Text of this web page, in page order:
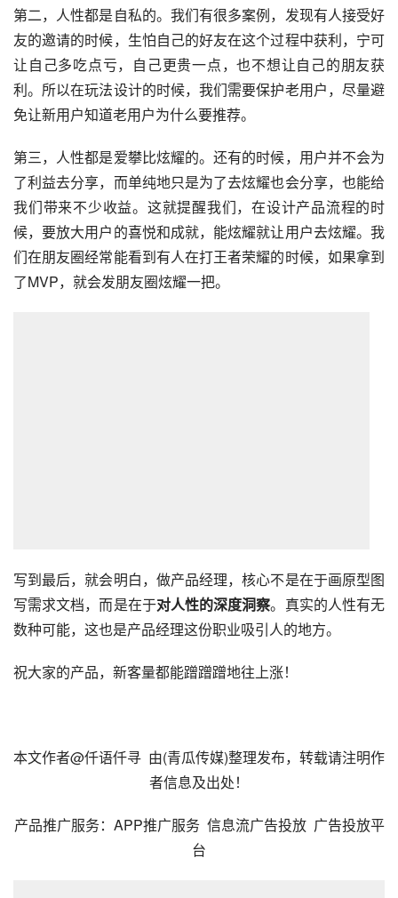
第二，人性都是自私的。我们有很多案例，发现有人接受好
友的邀请的时候，生怕自己的好友在这个过程中获利，宁可
让自己多吃点亏，自己更贵一点，也不想让自己的朋友获
利。所以在玩法设计的时候，我们需要保护老用户，尽量避
免让新用户知道老用户为什么要推荐。
第三，人性都是爱攀比炫耀的。还有的时候，用户并不会为
了利益去分享，而单纯地只是为了去炫耀也会分享，也能给
我们带来不少收益。这就提醒我们，在设计产品流程的时
候，要放大用户的喜悦和成就，能炫耀就让用户去炫耀。我
们在朋友圈经常能看到有人在打王者荣耀的时候，如果拿到
了MVP，就会发朋友圈炫耀一把。
写到最后，就会明白，做产品经理，核心不是在于画原型图
写需求文档，而是在于对人性的深度洞察。真实的人性有无
数种可能，这也是产品经理这份职业吸引人的地方。
祝大家的产品，新客量都能蹭蹭蹭地往上涨！
本文作者@仟语仟寻  由(青瓜传媒)整理发布，转载请注明作
者信息及出处！
产品推广服务： APP推广服务 信息流广告投放 广告投放平
台